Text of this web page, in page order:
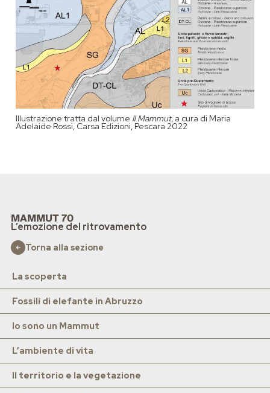
Illustrazione tratta dal volume Il Mammut, a cura di Maria
Adelaide Rossi, Carsa Edizioni, Pescara 2022
MAMMUT 70
L’emozione del ritrovamento
Torna alla sezione
La scoperta
Fossili di elefante in Abruzzo
Io sono un Mammut
L’ambiente di vita
Il territorio e la vegetazione